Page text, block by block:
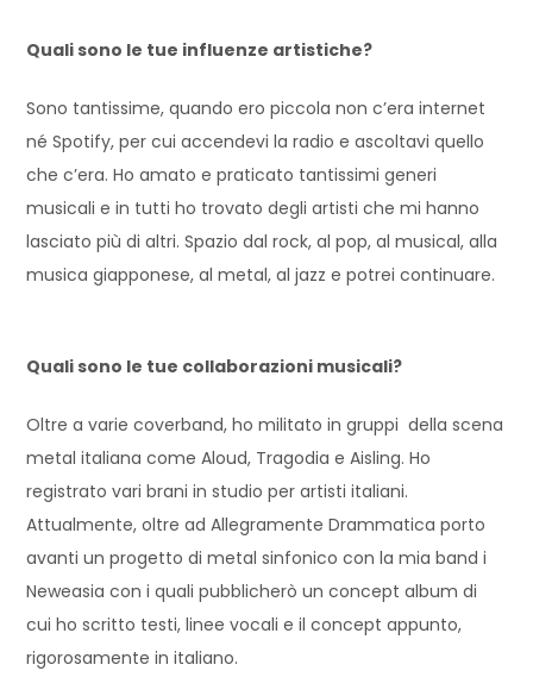
Quali sono le tue influenze artistiche?
Sono tantissime, quando ero piccola non c’era internet
né Spotify, per cui accendevi la radio e ascoltavi quello
che c’era. Ho amato e praticato tantissimi generi
musicali e in tutti ho trovato degli artisti che mi hanno
lasciato più di altri. Spazio dal rock, al pop, al musical, alla
musica giapponese, al metal, al jazz e potrei continuare.
Quali sono le tue collaborazioni musicali?
Oltre a varie coverband, ho militato in gruppi della scena
metal italiana come Aloud, Tragodia e Aisling. Ho
registrato vari brani in studio per artisti italiani.
Attualmente, oltre ad Allegramente Drammatica porto
avanti un progetto di metal sinfonico con la mia band i
Neweasia con i quali pubblicherò un concept album di
cui ho scritto testi, linee vocali e il concept appunto,
rigorosamente in italiano.